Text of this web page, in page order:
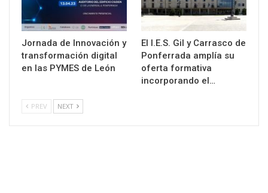
Jornada de Innovación y
transformación digital
en las PYMES de León
El I.E.S. Gil y Carrasco de
Ponferrada amplía su
oferta formativa
incorporando el…
PREV NEXT